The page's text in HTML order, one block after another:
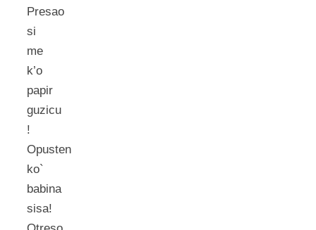
Presao
si
me
k’o
papir
guzicu
!
Opusten
ko`
babina
sisa!